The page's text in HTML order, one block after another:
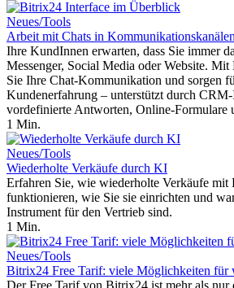
Neues/Tools
Arbeit mit Chats in Kommunikationskanälen
Ihre KundInnen erwarten, dass Sie immer
Messenger, Social Media oder Website.
Sie Ihre Chat-Kommunikation und sorgen
Kundenerfahrung – unterstützt durch
vordefinierte Antworten, Online-Formulare
1 Min.
Neues/Tools
Wiederholte Verkäufe durch KI
Erfahren Sie, wie wiederholte Verkäufe
funktionieren, wie Sie sie einrichten und
Instrument für den Vertrieb sind.
1 Min.
Neues/Tools
Bitrix24 Free Tarif: viele Möglichkeiten für
Der Free Tarif von Bitrix24 ist mehr als nur